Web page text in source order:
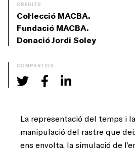
CRÈDITS
Col·lecció MACBA.
Fundació MACBA.
Donació Jordi Soley
COMPARTEIX
La representació del temps i
manipulació del rastre que
ens envolta, la simulació de